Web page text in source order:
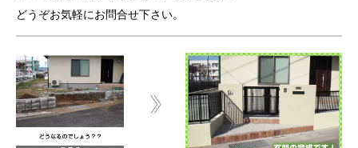
どうぞお気軽にお問合せ下さい。